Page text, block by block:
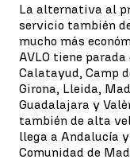
La alternativa al
servicio también
mucho más
AVLO tiene
Calatayud, Camp
Girona, Lleida,
Guadalajara y
también de alta
llega a Andalucía
Comunidad de